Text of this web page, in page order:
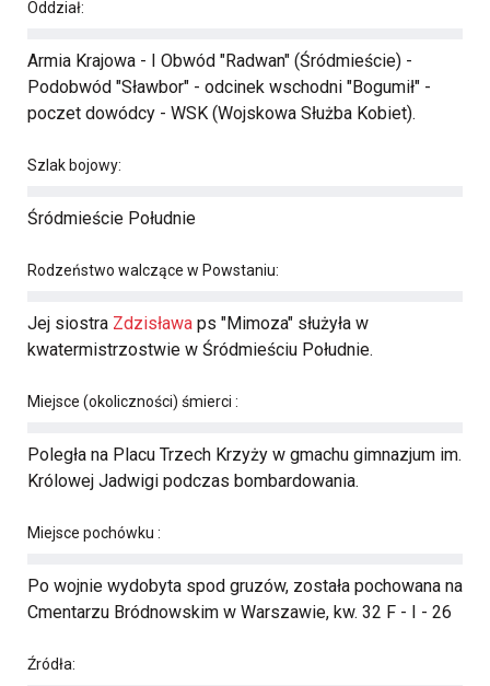
Oddział:
Armia Krajowa - I Obwód "Radwan" (Śródmieście) -
Podobwód "Sławbor" - odcinek wschodni "Bogumił" -
poczet dowódcy - WSK (Wojskowa Służba Kobiet).
Szlak bojowy:
Śródmieście Południe
Rodzeństwo walczące w Powstaniu:
Jej siostra Zdzisława ps "Mimoza" służyła w
kwatermistrzostwie w Śródmieściu Południe.
Miejsce (okoliczności) śmierci :
Poległa na Placu Trzech Krzyży w gmachu gimnazjum im.
Królowej Jadwigi podczas bombardowania.
Miejsce pochówku :
Po wojnie wydobyta spod gruzów, została pochowana na
Cmentarzu Bródnowskim w Warszawie, kw. 32 F - I - 26
Źródła: